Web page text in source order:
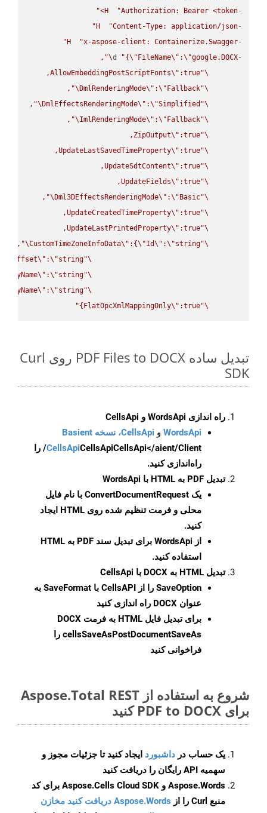
-
H
"Authorization: Bearer <token>"
-
H
"Content-Type: application/json"
-
H
"x-aspose-client: Containerize.Swagger"
-
d "{\" FileName\" :\"google.DOCX
\"
\"
AllowEmbeddingPostScriptFonts\"
\"
DmlRenderingMode\" :\" Fallback
\"
\"
DmlEffectsRenderingMode\" :\"Simplified
\"
\"
ImlRenderingMode\" :\" Fallback
\"
\"
ZipOutput\"
\"
UpdateLastSavedTimeProperty\"
\"
UpdateSdtContent\"
\"
UpdateFields\"
\"
Dml3DEffectsRenderingMode\" :\" Basic
\"
\"
UpdateCreatedTimeProperty\"
\"
UpdateLastPrintedProperty\"
\"
CustomTimeZoneInfoData\" :{\"Id\" :\"string
\"
\"
\" :\"string
\"
\" :\"string
\"
\" :\"string
\"
FlatOpcXmlMappingOnly\" :true}"
تبدیل ساده PDF Files to DOCX روی Curl
SDK
راه اندازی WordsApi و CellsApi
WordsApi و CellsApi، نسخه Basient
CellsApiCellsApi
CellsApi</aient/Client/ را
راه‌اندازی کنید.
تبدیل PDF به HTML با WordsApi
یک ConvertDocumentRequest با نام فایل
محلی و فرمت تنظیم شده روی HTML ایجاد
کنید.
از WordsApi برای تبدیل سند PDF به HTML
استفاده کنید.
تبدیل HTML به DOCX با CellsApi
SaveOption
را از CellsAPI با SaveFormat به
عنوان DOCX راه اندازی کنید
برای تبدیل فایل HTML به فرمت
DOCX
cellsSaveAsPostDocumentSaveAs را
فراخوانی کنید
شروع به استفاده از Aspose.Total REST
برای PDF to DOCX کنید
یک حساب در داشبورد ایجاد کنید تا جزئیات مجوز و
سهمیه API رایگان را دریافت کنید
Aspose.Words و Aspose.Cells Cloud SDK برای کد
منبع Curl را از
Aspose.Words دریافت کنید مخازن